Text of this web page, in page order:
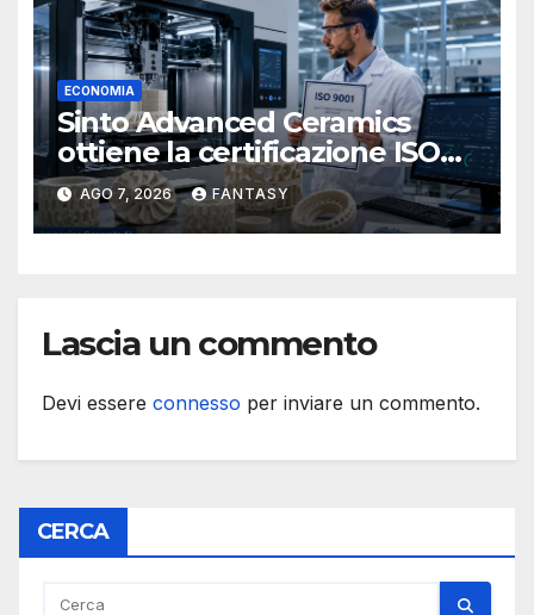
ECONOMIA
Sinto Advanced Ceramics
ottiene la certificazione ISO
9001 per la stampa 3D di
ceramiche tecniche
AGO 7, 2026 FANTASY
Lascia un commento
Devi essere connesso per inviare un commento.
CERCA